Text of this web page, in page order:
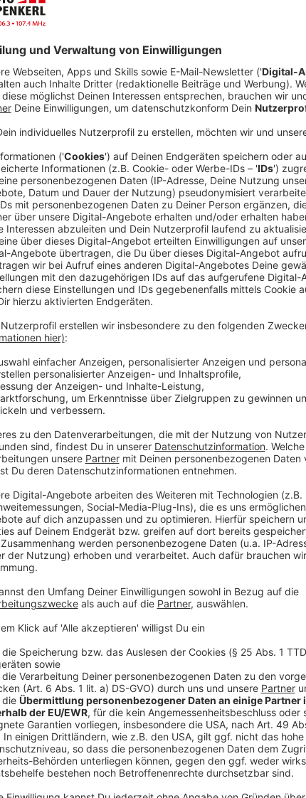
Der Black Friday ist bekannt für seine
Umfrage von idealo erwarten 41 Prozent
11 und 20 Prozent zu sparen. Tatsächlich
dass rund zwei Drittel (66 Prozent) der
günstiger waren als im Vormonat Oktober.
Ersparnis von 20 Prozent oder mehr, wobei
Anzeige
Florian Kriegel von idealo, betont: "Es gibt
darin, diese aus der Fülle vermeintlicher
Rabatte auf die unverbindliche
tatsächlichen Marktpreis entspricht. Daher
über einen längeren Zeitraum zu
Anzeige
Besonders günstig:
Im Elektronikbereich konnten Verbraucher
erzielen. Lautsprecher waren
um 13 Prozent reduziert. Auch bei
Prozent) gab es nennenswerte Ersparnisse.
Fernseher (-171 Euro) und Systemkameras
Anzeige
Tipps für den erfolgreichen Einkauf
Frühzeitig planen: Beginnt euch
Wunschprodukte. So könnt ihr
Schnäppchen ist.
Preiswecker nutzen: Stellt euch einen
Preis eures Wunschprodukts fällt.
Flexibel bleiben: Seid offen für
besten Rabatte zu erzielen.
Vergleichen: Nutzt
beste Angebot finden.
Schnell sein: Viele der besten Angebote
daher bereit, schnell zuzugreifen.